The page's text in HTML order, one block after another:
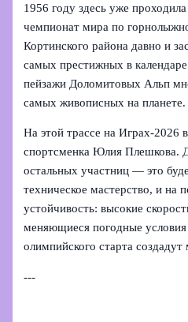
1956 году здесь уже
чемпионат мира по
Кортинского района давно и
самых престижных в
пейзажи Доломитовых Альп
самых живописных на планете.
На этой трассе на Играх‑2026
спортсменка Юлия Плешкова.
остальных участниц — это
техническое мастерство, и на
устойчивость: высокие
меняющиеся погодные условия
олимпийского старта
---